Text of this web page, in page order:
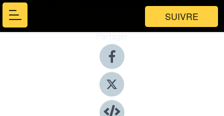
SUIVRE
Partager